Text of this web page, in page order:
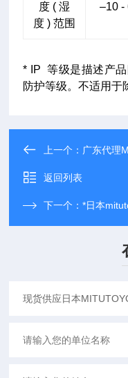
度 ( 湿
度 ) 范围
–10 -
* IP 等级是描述产
防护等级。不适用于
上一个： 广东代理
返回列表
下一个：*日本